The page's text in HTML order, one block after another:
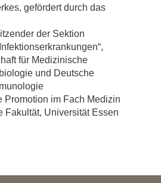
gefördert durch das
der Sektion
für Medizinische
und Deutsche
im Fach Medizin
Fakultät, Universität Essen